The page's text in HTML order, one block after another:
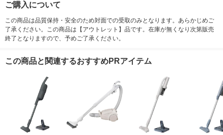
ご購入について
この商品は品質保持・安全のため対面での受取のみとなります。あらかじめご
了承ください。この商品は【アウトレット】品です。在庫が無くなり次第販売
終了となりますので、予めご了承ください。
この商品と関連するおすすめPRアイテム